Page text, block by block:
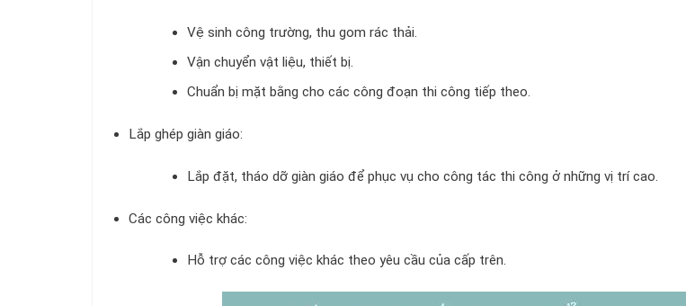
Vệ sinh công trường, thu gom rác thải.
Vận chuyển vật liệu, thiết bị.
Chuẩn bị mặt bằng cho các công đoạn thi công tiếp theo.
Lắp ghép giàn giáo:
Lắp đặt, tháo dỡ giàn giáo để phục vụ cho công tác thi công ở những vị trí cao.
Các công việc khác:
Hỗ trợ các công việc khác theo yêu cầu của cấp trên.